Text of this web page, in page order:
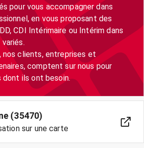
pour vous accompagner dans
en vous proposant des
CDI Intérimaire ou Intérim dans
nos clients, entreprises et
comptent sur nous pour
ils ont besoin.
(35470)
sur une carte